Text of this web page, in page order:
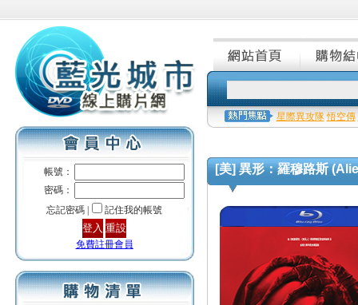
帳號：
密碼：
忘記密碼 |
記住我的帳號
免費註冊會員
星際異攻隊 悟空傳
[美] 異形：羅穆路斯